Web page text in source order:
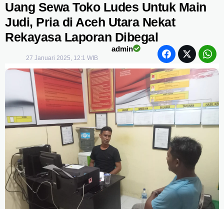
Uang Sewa Toko Ludes Untuk Main
Judi, Pria di Aceh Utara Nekat
Rekayasa Laporan Dibegal
admin
27 Januari 2025, 12:1 WIB